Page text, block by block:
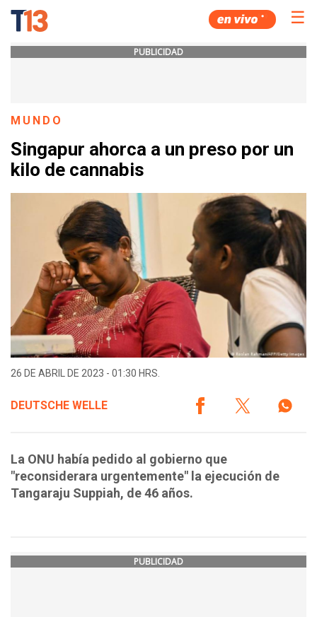
☰
PUBLICIDAD
MUNDO
Singapur ahorca a un preso por un
kilo de cannabis
26 DE ABRIL DE 2023 - 01:30 HRS.
DEUTSCHE WELLE
La ONU había pedido al gobierno que
"reconsiderara urgentemente" la ejecución de
Tangaraju Suppiah, de 46 años.
PUBLICIDAD